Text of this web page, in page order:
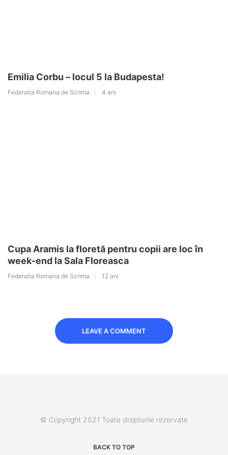
Emilia Corbu – locul 5 la Budapesta!
Federatia Romana de Scrima 4 ani
Cupa Aramis la floretă pentru copii are loc în
week-end la Sala Floreasca
Federatia Romana de Scrima 12 ani
LEAVE A COMMENT
© Copyright 2021 Toate drepturile rezervate
BACK TO TOP